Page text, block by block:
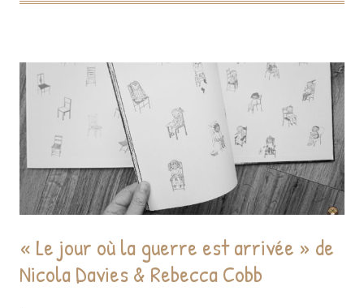
« Le jour où la guerre est arrivée » de
Nicola Davies & Rebecca Cobb